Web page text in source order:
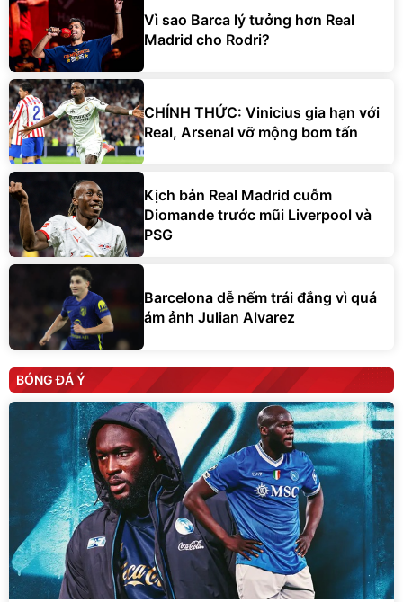
Vì sao Barca lý tưởng hơn Real
Madrid cho Rodri?
CHÍNH THỨC: Vinicius gia hạn với
Real, Arsenal vỡ mộng bom tấn
Kịch bản Real Madrid cuỗm
Diomande trước mũi Liverpool và
PSG
Barcelona dễ nếm trái đắng vì quá
ám ảnh Julian Alvarez
BÓNG ĐÁ Ý